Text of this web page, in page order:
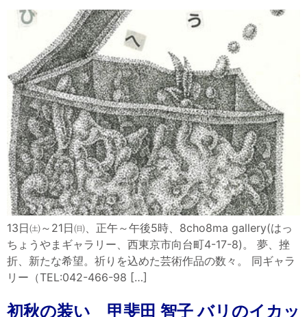
13日㈯～21日㈰、正午～午後5時、8cho8ma gallery(はっ
ちょうやまギャラリー、西東京市向台町4-17-8)。 夢、挫
折、新たな希望。祈りを込めた芸術作品の数々。 同ギャラ
リー（TEL:042-466-98 […]
初秋の装い 甲斐田 智子 バリのイカッ